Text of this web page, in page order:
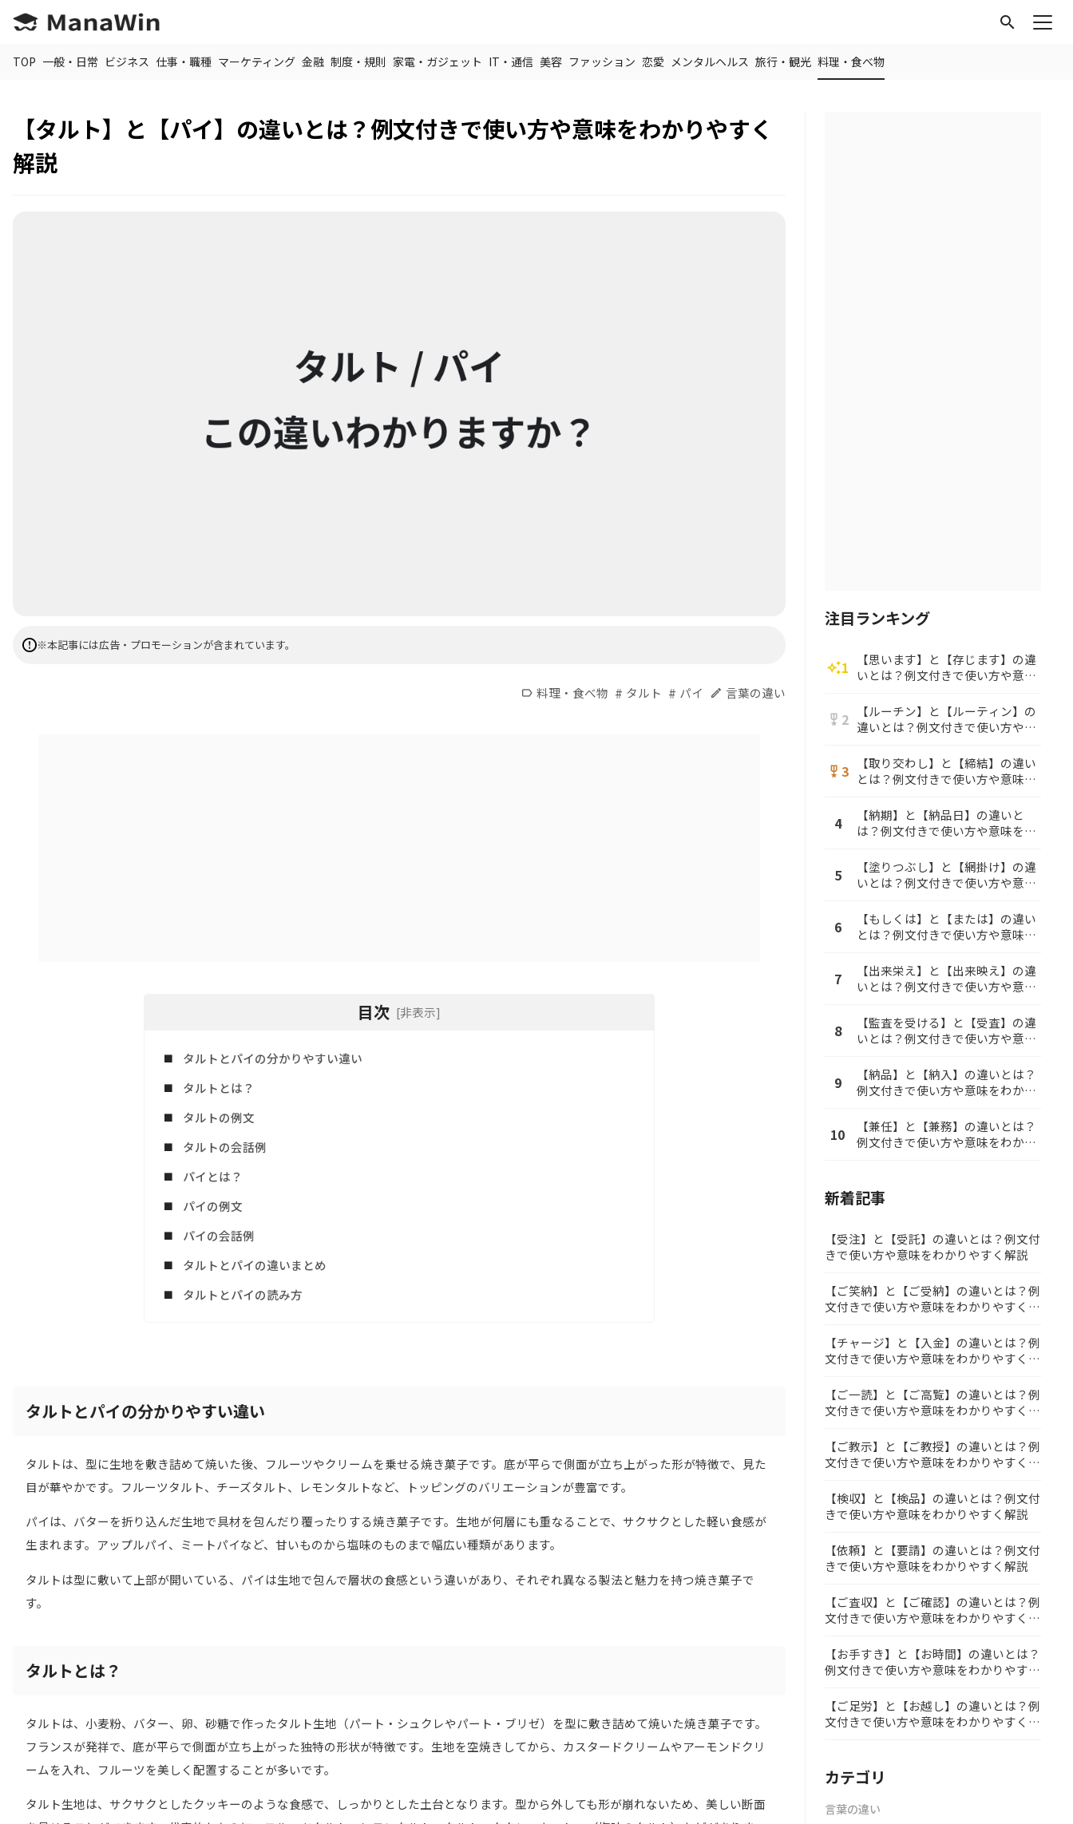
search
TOP 一般・日常 ビジネス 仕事・職種 マーケティング 金融 制度・規則 家電・ガジェット IT・通信 美容 ファッション 恋愛 メンタルヘルス 旅行・観光 料理・食べ物
【タルト】と【パイ】の違いとは？例文付きで使い方や意味をわかりやすく
解説
※本記事には広告・プロモーションが含まれています。
label 料理・食べ物 # タルト # パイ edit 言葉の違い
目次 [非表示]
タルトとパイの分かりやすい違い
タルトとは？
タルトの例文
タルトの会話例
パイとは？
パイの例文
パイの会話例
タルトとパイの違いまとめ
タルトとパイの読み方
タルトとパイの分かりやすい違い
タルトは、型に生地を敷き詰めて焼いた後、フルーツやクリームを乗せる焼き菓子です。底が平らで側面が立ち上がった形が特徴で、見た
目が華やかです。フルーツタルト、チーズタルト、レモンタルトなど、トッピングのバリエーションが豊富です。
パイは、バターを折り込んだ生地で具材を包んだり覆ったりする焼き菓子です。生地が何層にも重なることで、サクサクとした軽い食感が
生まれます。アップルパイ、ミートパイなど、甘いものから塩味のものまで幅広い種類があります。
タルトは型に敷いて上部が開いている、パイは生地で包んで層状の食感という違いがあり、それぞれ異なる製法と魅力を持つ焼き菓子で
す。
タルトとは？
タルトは、小麦粉、バター、卵、砂糖で作ったタルト生地（パート・シュクレやパート・ブリゼ）を型に敷き詰めて焼いた焼き菓子です。
フランスが発祥で、底が平らで側面が立ち上がった独特の形状が特徴です。生地を空焼きしてから、カスタードクリームやアーモンドクリ
ームを入れ、フルーツを美しく配置することが多いです。
タルト生地は、サクサクとしたクッキーのような食感で、しっかりとした土台となります。型から外しても形が崩れないため、美しい断面
注目ランキング
auto_awesome1
【思います】と【存じます】の違
いとは？例文付きで使い方や意味
military_tech 2
【ルーチン】と【ルーティン】の
違いとは？例文付きで使い方や意
military_tech 3
【取り交わし】と【締結】の違い
とは？例文付きで使い方や意味を
4
【納期】と【納品日】の違いと
は？例文付きで使い方や意味をわ
5
【塗りつぶし】と【網掛け】の違
いとは？例文付きで使い方や意味
6
【もしくは】と【または】の違い
とは？例文付きで使い方や意味を
7
【出来栄え】と【出来映え】の違
いとは？例文付きで使い方や意味
8
【監査を受ける】と【受査】の違
いとは？例文付きで使い方や意味
9
【納品】と【納入】の違いとは？
例文付きで使い方や意味をわかり
10
【兼任】と【兼務】の違いとは？
例文付きで使い方や意味をわかり
新着記事
【受注】と【受託】の違いとは？例文付
きで使い方や意味をわかりやすく解説
【ご笑納】と【ご受納】の違いとは？例
文付きで使い方や意味をわかりやすく解
【チャージ】と【入金】の違いとは？例
文付きで使い方や意味をわかりやすく解
【ご一読】と【ご高覧】の違いとは？例
文付きで使い方や意味をわかりやすく解
【ご教示】と【ご教授】の違いとは？例
文付きで使い方や意味をわかりやすく解
【検収】と【検品】の違いとは？例文付
きで使い方や意味をわかりやすく解説
【依頼】と【要請】の違いとは？例文付
きで使い方や意味をわかりやすく解説
【ご査収】と【ご確認】の違いとは？例
文付きで使い方や意味をわかりやすく解
【お手すき】と【お時間】の違いとは？
例文付きで使い方や意味をわかりやすく
【ご足労】と【お越し】の違いとは？例
文付きで使い方や意味をわかりやすく解
カテゴリ
言葉の違い